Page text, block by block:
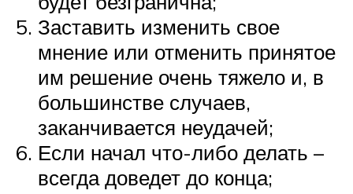
Заставить изменить свое
мнение или отменить принятое
им решение очень тяжело и, в
большинстве случаев,
заканчивается неудачей;
Если начал что-либо делать –
всегда доведет до конца;